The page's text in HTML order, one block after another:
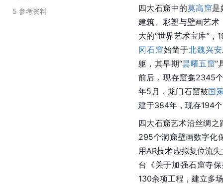
5 参考资料
四大石窟中的莫高窟是
建筑、彩塑与壁画艺术
大的“世界艺术宝库”
冈石窟始凿于北魏兴安
躯，其早期“昙曜五窟”
前后，现存窟龛2345
年5月，龙门石窟被国
建于384年，现存194
四大石窟艺术沿丝绸
295个洞窟壁画数字化
用AR技术虚拟复位流
台《关于加强石窟寺
130余项工程，建立多